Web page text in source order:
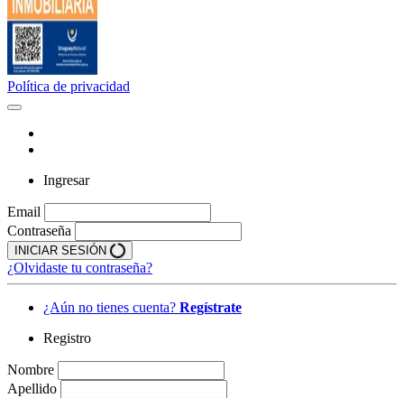
Política de privacidad
Ingresar
Email
Contraseña
INICIAR SESIÓN
¿Olvidaste tu contraseña?
¿Aún no tienes cuenta? Regístrate
Registro
Nombre
Apellido